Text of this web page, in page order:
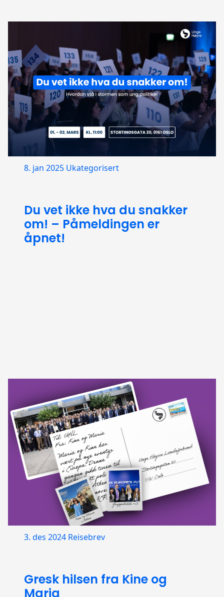
8. jan 2025 Ukategorisert
Du vet ikke hva du snakker
om! – Påmeldingen er
åpnet!
3. des 2024 Reisebrev
Gresk hilsen fra Kine og
Maria